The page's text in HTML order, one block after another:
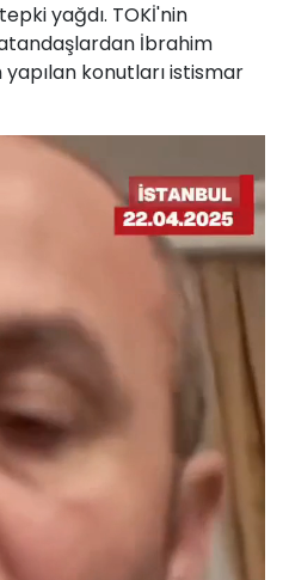
yağdı. TOKİ'nin
İbrahim
konutları istismar